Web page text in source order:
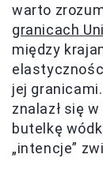
warto
granicach
między
jej
znalazł się
butelkę
„intencje”